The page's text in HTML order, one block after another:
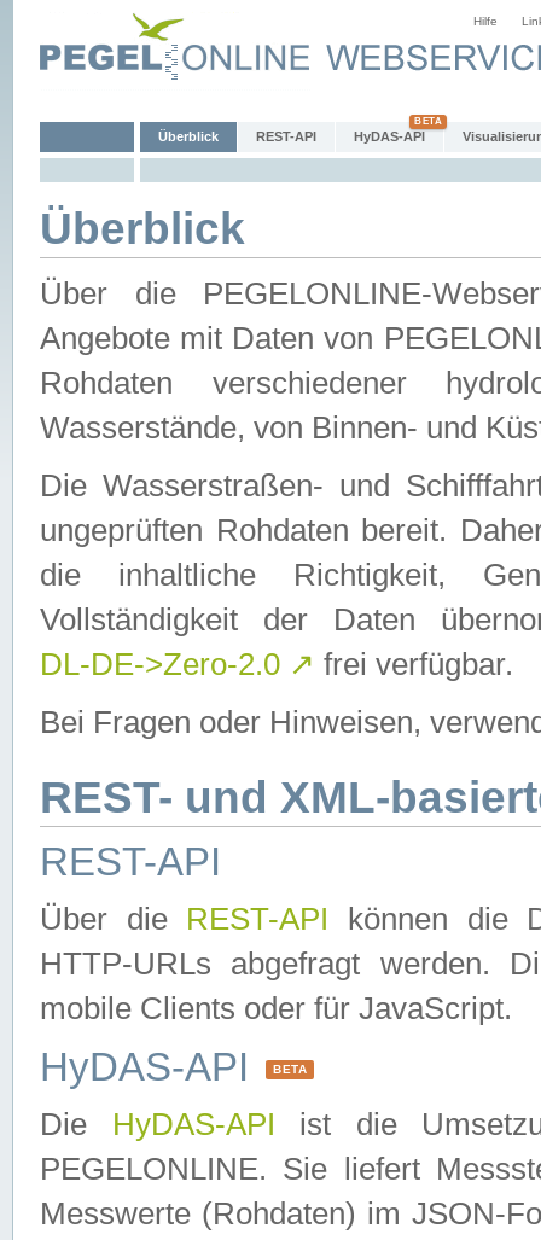
Hilfe
Überblick REST-API HyDAS-API
Überblick
Über die PEGELONLINE-
Angebote mit Daten von
Rohdaten verschiedener
Wasserstände, von Binnen- und
Die Wasserstraßen- und
ungeprüften Rohdaten bereit.
die inhaltliche Richtigkeit,
Vollständigkeit der Daten
DL-DE->Zero-2.0 ↗ frei verfügbar.
Bei Fragen oder Hinweisen,
REST- und XML-
REST-API
Über die REST-API können die
HTTP-URLs abgefragt werden.
mobile Clients oder für JavaScript.
HyDAS-API BETA
Die HyDAS-API ist die
PEGELONLINE. Sie liefert
Messwerte (Rohdaten) im JSON-